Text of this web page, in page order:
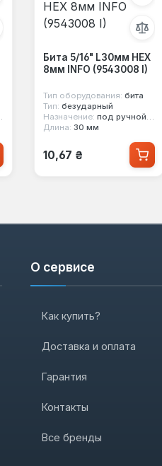
Бита 5/16" L30мм HEX
8мм INFO (9543008 I)
Тип оборудования: бита
Тип: безударный
Назначение: под ручной инструмент
Длина: 30 мм
Обычная цена:
10,67 ₴
О сервисе
Как купить?
Доставка и оплата
Гарантия
Контакты
Все бренды